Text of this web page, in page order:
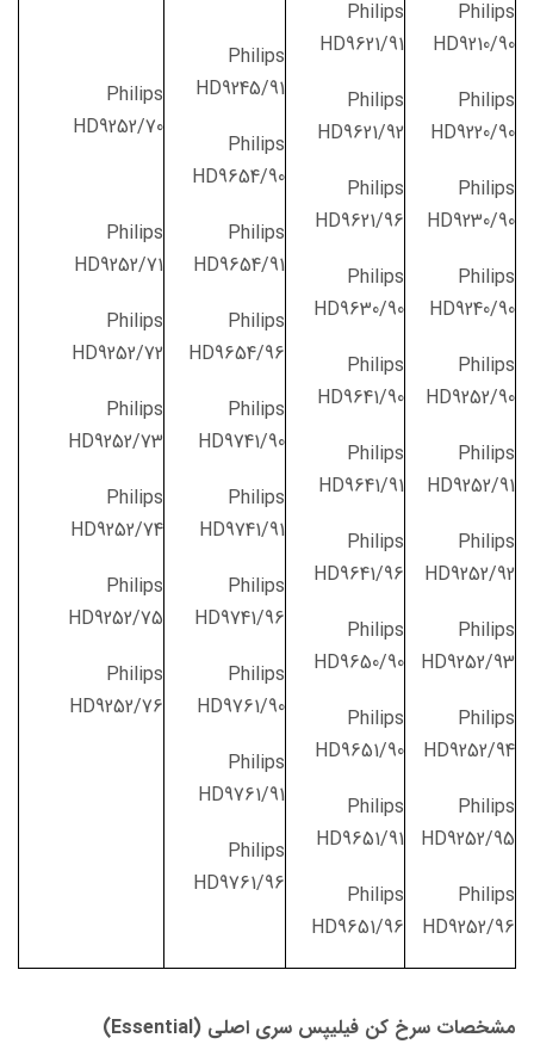
Philips
HD9210/90
Philips
HD9220/90
Philips
HD9230/90
Philips
HD9240/90
Philips
HD9252/90
Philips
HD9252/91
Philips
HD9252/92
Philips
HD9252/93
Philips
HD9252/94
Philips
HD9252/95
Philips
HD9252/96
Philips
HD9621/91
Philips
HD9621/92
Philips
HD9621/96
Philips
HD9630/90
Philips
HD9641/90
Philips
HD9641/91
Philips
HD9641/96
Philips
HD9650/90
Philips
HD9651/90
Philips
HD9651/91
Philips
HD9651/96
Philips
HD9245/91
Philips
HD9654/90
Philips
HD9654/91
Philips
HD9654/96
Philips
HD9741/90
Philips
HD9741/91
Philips
HD9741/96
Philips
HD9761/90
Philips
HD9761/91
Philips
HD9761/96
Philips
HD9252/70
Philips
HD9252/71
Philips
HD9252/72
Philips
HD9252/73
Philips
HD9252/74
Philips
HD9252/75
Philips
HD9252/76
مشخصات سرخ کن فیلیپس سری اصلی (Essential)